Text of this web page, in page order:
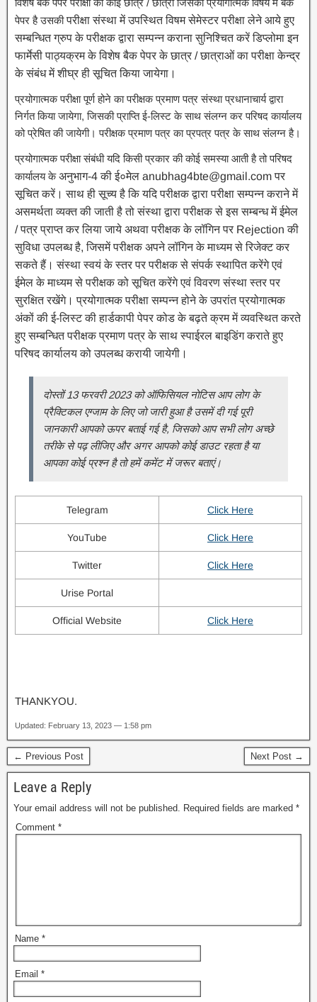
विशेष बैक पेपर परीक्षा का कोई छात्र / छात्रा जिसका प्रयोगात्मक विषय में बैक
पेपर है उसकीपरीक्षा संस्था में उपस्थित विषम सेमेस्टर परीक्षा लेने आये हुए
सम्बन्धित ग्रुप के परीक्षक द्वारा सम्पन्न कराना सुनिश्चित करें डिप्लोमा इन
फार्मेसी पाठ्यक्रम के विशेष बैक पेपर के छात्र / छात्राओं का परीक्षा केन्द्र
के संबंध में शीघ्र ही सूचित किया जायेगा।
प्रयोगात्मक परीक्षा पूर्ण होने का परीक्षक प्रमाण पत्र संस्था प्रधानाचार्य द्वारा
निर्गत किया जायेगा, जिसकी प्राप्ति ई-लिस्ट के साथ संलग्न कर परिषद कार्यालय
को प्रेषित की जायेगी। परीक्षक प्रमाण पत्र का प्रपत्र पत्र के साथ संलग्न है।
प्रयोगात्मक परीक्षा संबंधी यदि किसी प्रकार की कोई समस्या आती है तो परिषद
कार्यालय केअनुभाग-4 की ई०मेल anubhag4bte@gmail.com पर
सूचित करें। साथ ही सूच्य है कि यदिपरीक्षक द्वारा परीक्षा सम्पन्न कराने में
असमर्थता व्यक्त की जाती है तो संस्था द्वारा परीक्षक से इस सम्बन्ध में ईमेल
/ पत्र प्राप्त कर लिया जाये अथवा परीक्षक के लॉगिन पर Rejection की
सुविधा उपलब्ध है, जिसमें परीक्षक अपने लॉगिन के माध्यम से रिजेक्ट कर
सकते हैं। संस्था स्वयं के स्तर पर परीक्षक से संपर्क स्थापित करेंगे एवं
ईमेल के माध्यम से परीक्षक को सूचित करेंगे एवं विवरण संस्था स्तर पर
सुरक्षित रखेंगे। प्रयोगात्मक परीक्षा सम्पन्न होने के उपरांत प्रयोगात्मक
अंकों की ई-लिस्ट की हार्डकापी पेपर कोड के बढ़ते क्रम में व्यवस्थित करते
हुए सम्बन्धित परीक्षक प्रमाण पत्र के साथ स्पाईरल बाइडिंग कराते हुए
परिषद कार्यालय को उपलब्ध करायी जायेगी।
दोस्तों 13 फरवरी 2023 को ऑफिसियल नोटिस आप लोग के
प्रैक्टिकल एग्जाम के लिए जो जारी हुआ है उसमें दी गई पूरी
जानकारी आपको ऊपर बताई गई है, जिसको आप सभी लोग अच्छे
तरीके से पढ़ लीजिए और अगर आपको कोई डाउट रहता है या
आपका कोई प्रश्न है तो हमें कमेंट में जरूर बताएं।
Telegram Click Here
YouTube Click Here
Twitter Click Here
Urise Portal
Official Website Click Here
THANKYOU.
Updated: February 13, 2023 — 1:58 pm
← Previous Post Next Post →
Leave a Reply
Your email address will not be published. Required fields are marked *
Comment *
Name *
Email *